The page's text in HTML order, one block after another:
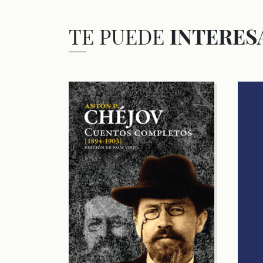
TE PUEDE